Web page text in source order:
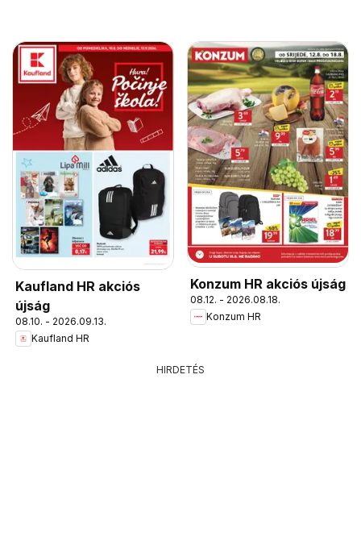
Kaufland HR akciós
újság
08.10. - 2026.09.13.
Kaufland HR
Konzum HR akciós újság
08.12. - 2026.08.18.
Konzum HR
HIRDETÉS